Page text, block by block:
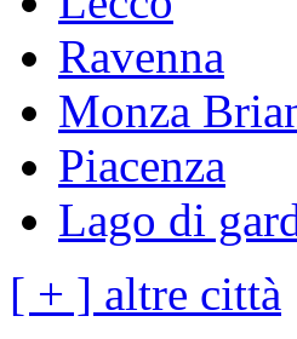
Ravenna
Monza
Piacenza
Lago di
[ + ] altre città